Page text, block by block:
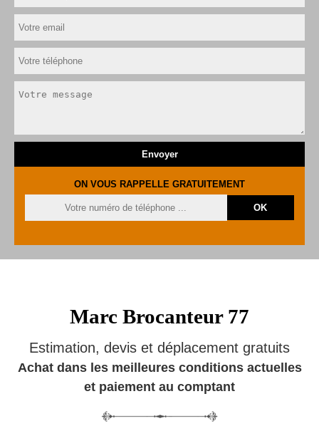
ON VOUS RAPPELLE GRATUITEMENT
Marc Brocanteur 77
Estimation, devis et déplacement gratuits
Achat dans les meilleures conditions actuelles
et paiement au comptant